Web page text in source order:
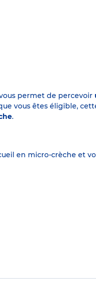
permet de percevoir
vous êtes éligible,
.
en micro-crèche et